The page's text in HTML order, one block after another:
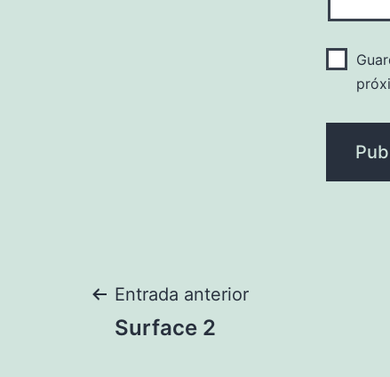
Navegación
Entrada anterior
Surface 2